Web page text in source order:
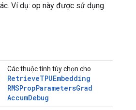
Ví dụ: op này được sử dụng
Các thuộc tính tùy chọn cho
RetrieveTPUEmbedding
RMSPropParametersGrad
AccumDebug